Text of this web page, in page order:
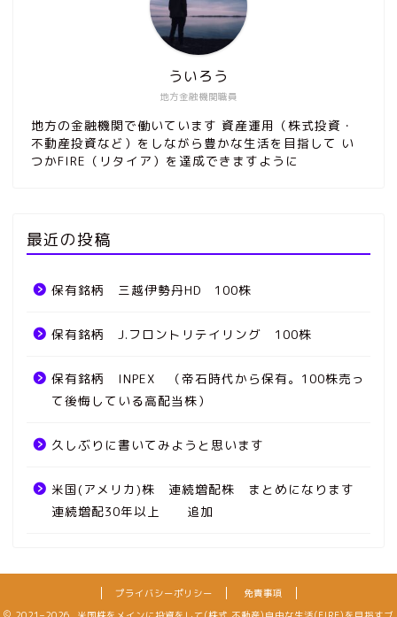
地方金融機関職員
ういろう
地方の金融機関で働いています 資産運用（株式投資・
不動産投資など）をしながら豊かな生活を目指して い
つかFIRE（リタイア）を達成できますように
最近の投稿
保有銘柄 三越伊勢丹HD 100株
保有銘柄 J.フロントリテイリング 100株
保有銘柄 INPEX （帝石時代から保有。100株売っ
て後悔している高配当株）
久しぶりに書いてみようと思います
米国(アメリカ)株 連続増配株 まとめになります
連続増配30年以上 追加
プライバシーポリシー
免責事項